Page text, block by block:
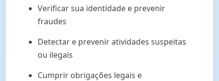
Verificar sua identidade e prevenir
fraudes
Detectar e prevenir atividades suspeitas
ou ilegais
Cumprir obrigações legais e